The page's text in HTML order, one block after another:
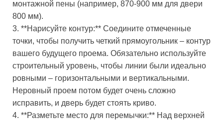
монтажной пены (например, 870-900 мм для двери
800 мм).
3. **Нарисуйте контур:** Соедините отмеченные
точки, чтобы получить четкий прямоугольник – контур
вашего будущего проема. Обязательно используйте
строительный уровень, чтобы линии были идеально
ровными – горизонтальными и вертикальными.
Неровный проем потом будет очень сложно
исправить, и дверь будет стоять криво.
4. **Разметьте место для перемычки:** Над верхней